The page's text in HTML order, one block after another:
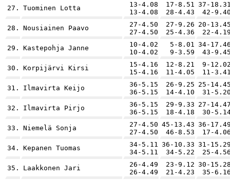
27. Tuominen Lotta
13-4.08
13-4.08
17-8.51
28-4.43
37-
42-
28. Nousiainen Paavo
27-4.50
27-4.50
27-9.26
25-4.36
20-
22-
29. Kastepohja Janne
10-4.02
10-4.02
5-8.01
9-3.59
34-
43-
30. Korpijärvi Kirsi
15-4.16
15-4.16
12-8.21
11-4.05
9-
11-
31. Ilmavirta Keijo
36-5.15
36-5.15
26-9.25
14-4.10
25-
31-
32. Ilmavirta Pirjo
36-5.15
36-5.15
29-9.33
18-4.18
27-
30-
33. Niemelä Sonja
27-4.50
27-4.50
45-13.43
46-8.53
36-
17-
34. Kepanen Tuomas
34-5.11
34-5.11
36-10.33
34-5.22
31-
25-
35. Laakkonen Jari
26-4.49
26-4.49
23-9.12
21-4.23
30-
35-